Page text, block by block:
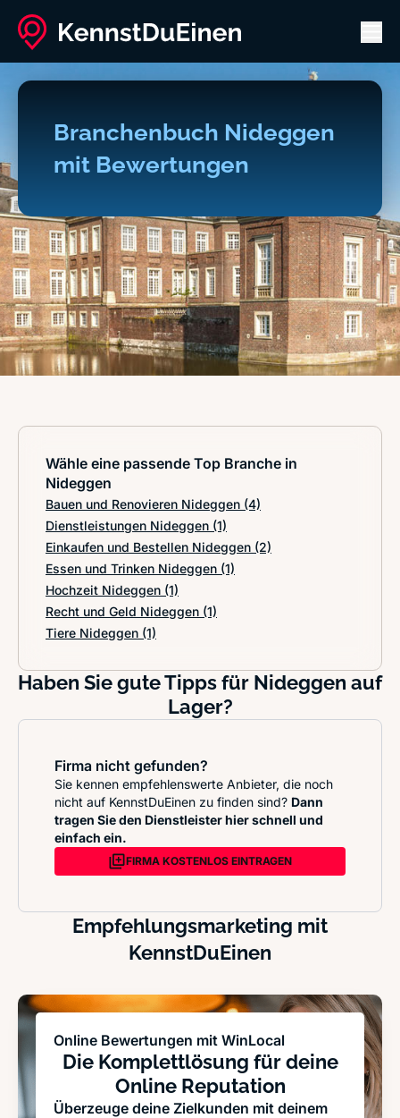
Branchenbuch Nideggen
mit Bewertungen
Wähle eine passende Top Branche in
Nideggen
Bauen und Renovieren Nideggen (4)
Dienstleistungen Nideggen (1)
Einkaufen und Bestellen Nideggen (2)
Essen und Trinken Nideggen (1)
Hochzeit Nideggen (1)
Recht und Geld Nideggen (1)
Tiere Nideggen (1)
Haben Sie gute Tipps für Nideggen auf
Lager?
Firma nicht gefunden?
Sie kennen empfehlenswerte Anbieter, die noch
nicht auf KennstDuEinen zu finden sind? Dann
tragen Sie den Dienstleister hier schnell und
einfach ein.
FIRMA KOSTENLOS EINTRAGEN
Empfehlungsmarketing mit
KennstDuEinen
Online Bewertungen mit WinLocal
Die Komplettlösung für deine
Online Reputation
Überzeuge deine Zielkunden mit deinem